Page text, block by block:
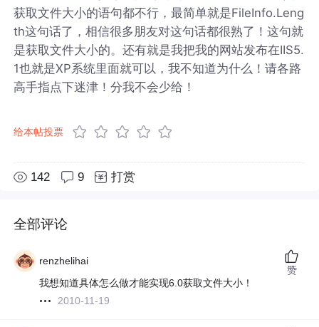
获取文件大小的语句都不行，最简单就是FileInfo.Leng
th这句话了，相信很多朋友对这句话都很熟了！这句就
是获取文件大小的。还有就是我把我的网站发布在IIS5.
1也就是XP系统里面就可以，我不知道为什么！请各路
高手指点下迷津！分我不会少给！
给本帖投票
142 9 打赏
全部评论
renzhelihai
我想知道具体怎么做才能实现6.0获取文件大小！
2010-11-19
赞